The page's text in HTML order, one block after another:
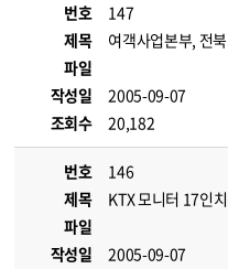
번호
147
제목
여객사업본부, 전
파일
작성일
2005-09-07
조회수
20,182
번호
146
제목
KTX 모니터 17인
파일
작성일
2005-09-07